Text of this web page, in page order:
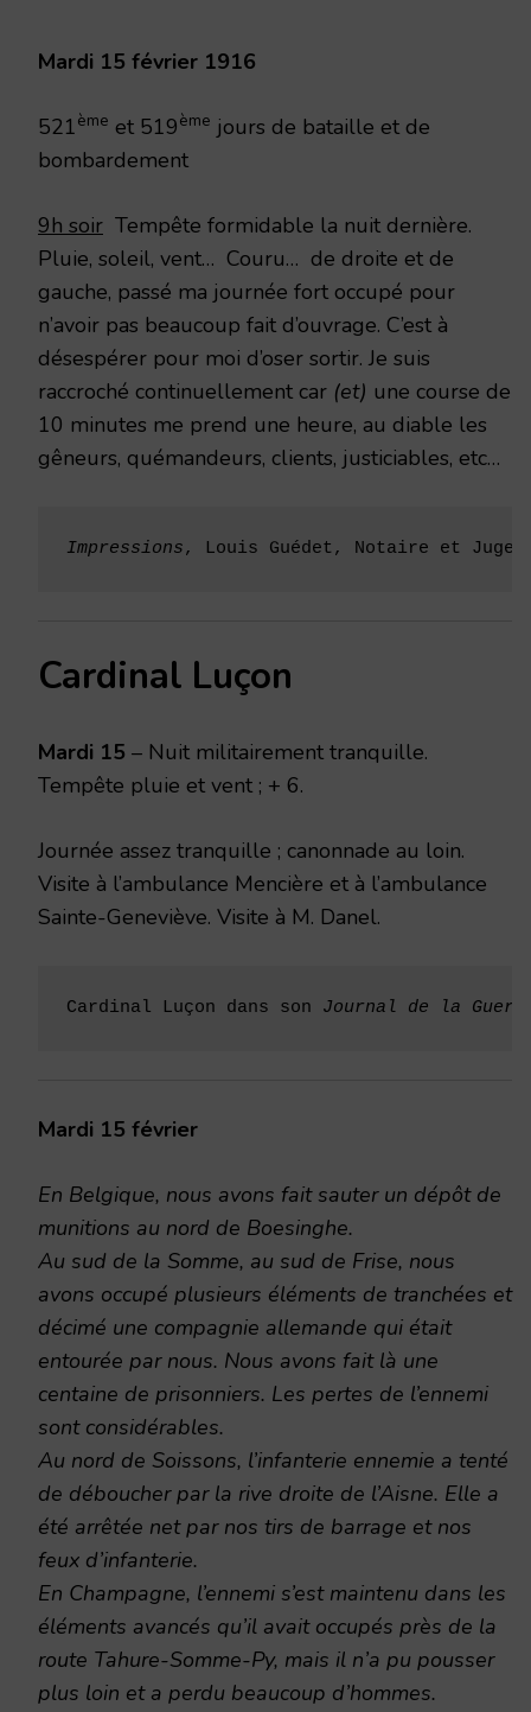
Mardi 15 février 1916
521ème et 519ème jours de bataille et de
bombardement
9h soir Tempête formidable la nuit dernière.
Pluie, soleil, vent… Couru… de droite et de
gauche, passé ma journée fort occupé pour
n’avoir pas beaucoup fait d’ouvrage. C’est à
désespérer pour moi d’oser sortir. Je suis
raccroché continuellement car (et) une course de
10 minutes me prend une heure, au diable les
gêneurs, quémandeurs, clients, justiciables, etc…
Impressions, Louis Guédet, Notaire et
Cardinal Luçon
Mardi 15 – Nuit militairement tranquille.
Tempête pluie et vent ; + 6.
Journée assez tranquille ; canonnade au loin.
Visite à l’ambulance Mencière et à l’ambulance
Sainte-Geneviève. Visite à M. Danel.
Cardinal Luçon dans son Journal de la
Mardi 15 février
En Belgique, nous avons fait sauter un dépôt de
munitions au nord de Boesinghe.
Au sud de la Somme, au sud de Frise, nous
avons occupé plusieurs éléments de tranchées et
décimé une compagnie allemande qui était
entourée par nous. Nous avons fait là une
centaine de prisonniers. Les pertes de l’ennemi
sont considérables.
Au nord de Soissons, l’infanterie ennemie a tenté
de déboucher par la rive droite de l’Aisne. Elle a
été arrêtée net par nos tirs de barrage et nos
feux d’infanterie.
En Champagne, l’ennemi s’est maintenu dans les
éléments avancés qu’il avait occupés près de la
route Tahure-Somme-Py, mais il n’a pu pousser
plus loin et a perdu beaucoup d’hommes.